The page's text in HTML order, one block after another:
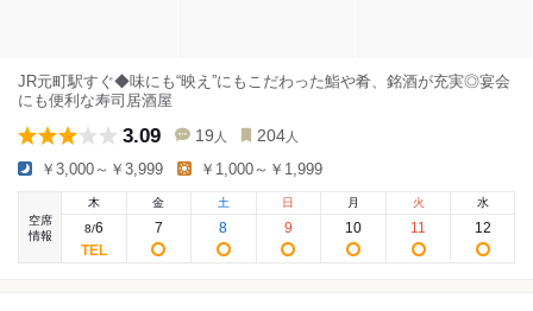
JR元町駅すぐ◆味にも“映え”にもこだわった鮨や肴、銘酒が充実◎宴会
にも便利な寿司居酒屋
3.09 19 人 204 人
￥3,000～￥3,999 ￥1,000～￥1,999
空席
情報
木
8/6
金
7
土
8
日
9
月
10
火
11
水
12